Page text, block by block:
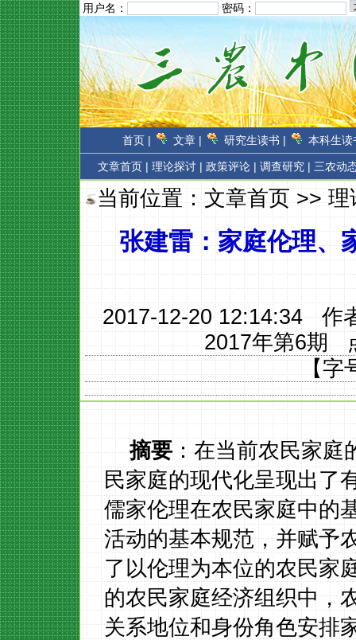
用户名： 密码：
首页 | 文章 | 研究生读书 | 本科生读
文章首页 | 理论探讨 | 政策评论 | 调查研究 | 三农动
当前位置：文章首页>>理
张建雷：家庭伦理、
2017-12-20 12:14:34 作
2017年第6期
【字
摘要：在当前农民家庭
民家庭的现代化呈现出了
儒家伦理在农民家庭中的
活动的基本规范，并赋予
了以伦理为本位的农民家
的农民家庭经济组织中，
关系地位和身份角色安排